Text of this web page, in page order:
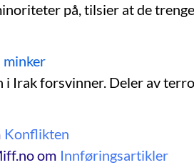
på, tilsier at de
minker
i Irak forsvinner. Deler av
Konflikten
om Innføringsartikler